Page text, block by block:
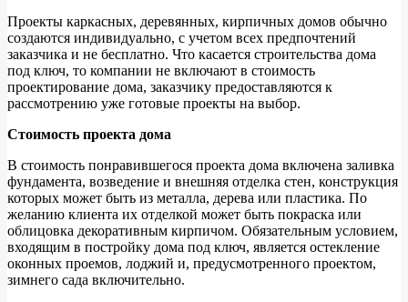
Проекты каркасных, деревянных, кирпичных домов обычно
создаются индивидуально, с учетом всех предпочтений
заказчика и не бесплатно. Что касается строительства дома
под ключ, то компании не включают в стоимость
проектирование дома, заказчику предоставляются к
рассмотрению уже готовые проекты на выбор.
Стоимость проекта дома
В стоимость понравившегося проекта дома включена заливка
фундамента, возведение и внешняя отделка стен, конструкция
которых может быть из металла, дерева или пластика. По
желанию клиента их отделкой может быть покраска или
облицовка декоративным кирпичом. Обязательным условием,
входящим в постройку дома под ключ, является остекление
оконных проемов, лоджий и, предусмотренного проектом,
зимнего сада включительно.